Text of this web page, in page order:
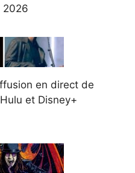
2026
en direct de
et Disney+